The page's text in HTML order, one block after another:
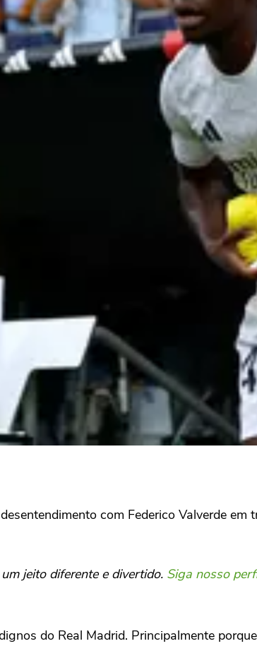
com Federico Valverde em
jeito diferente e divertido. Siga nosso
do Real Madrid. Principalmente